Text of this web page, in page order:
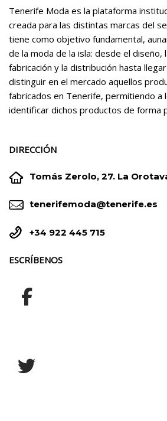
Tenerife Moda es la plataforma
creada para las distintas marcas del
tiene como objetivo fundamental,
de la moda de la isla: desde el diseño,
fabricación y la distribución hasta
distinguir en el mercado aquellos
fabricados en Tenerife, permitiendo a
identificar dichos productos de forma
DIRECCIÓN

 Tomás Zerolo, 27. La

 tenerifemoda@tenerife.es

 +34 922 445 715
ESCRÍBENOS